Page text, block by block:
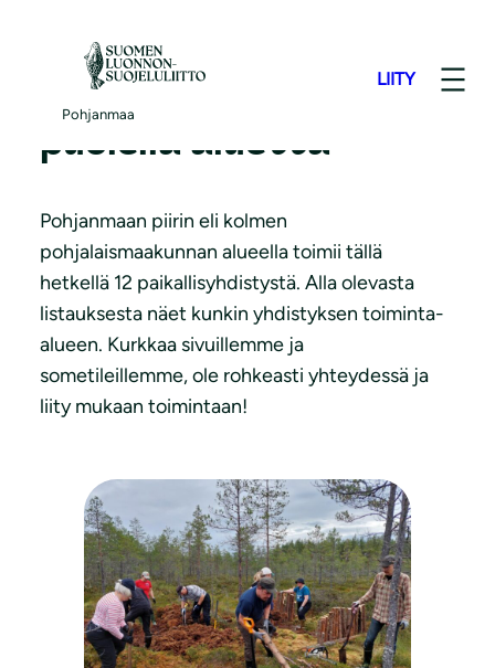
Pohjanmaa
LIITY
Toimintaa joka
puolella aluetta
Pohjanmaan piirin eli kolmen
pohjalaismaakunnan alueella toimii tällä
hetkellä 12 paikallisyhdistystä. Alla olevasta
listauksesta näet kunkin yhdistyksen toiminta-
alueen. Kurkkaa sivuillemme ja
sometileillemme, ole rohkeasti yhteydessä ja
liity mukaan toimintaan!